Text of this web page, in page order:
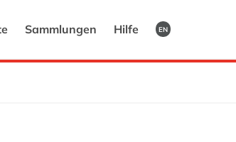
Sammlungen Hilfe EN